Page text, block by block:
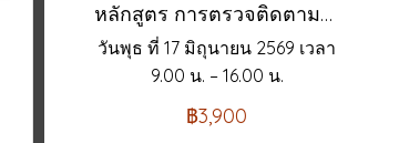
หลักสูตร การตรวจติดตามภายใน INTERNAL AUDIT ISO9001:2015
วันพุธ ที่ 17 มิถุนายน 2569 เวลา
9.00 น. – 16.00 น.
฿3,900